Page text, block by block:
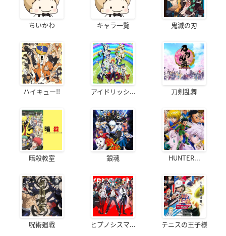
ちいかわ キャラ一覧 鬼滅の刃
ハイキュー!! アイドリッシ... 刀剣乱舞
暗殺教室 銀魂 HUNTER...
呪術廻戦 ヒプノシスマ... テニスの王子様